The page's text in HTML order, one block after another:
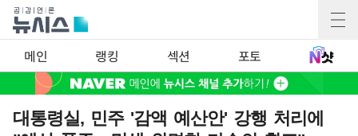
메인 랭킹 섹션 포토
대통령실, 민주 '감액 예산안' 강행 처리에